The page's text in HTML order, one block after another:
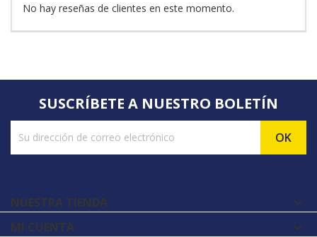
No hay reseñas de clientes en este momento.
SUSCRÍBETE A NUESTRO BOLETÍN
NUESTRA TIENDA 
MI CUENTA 